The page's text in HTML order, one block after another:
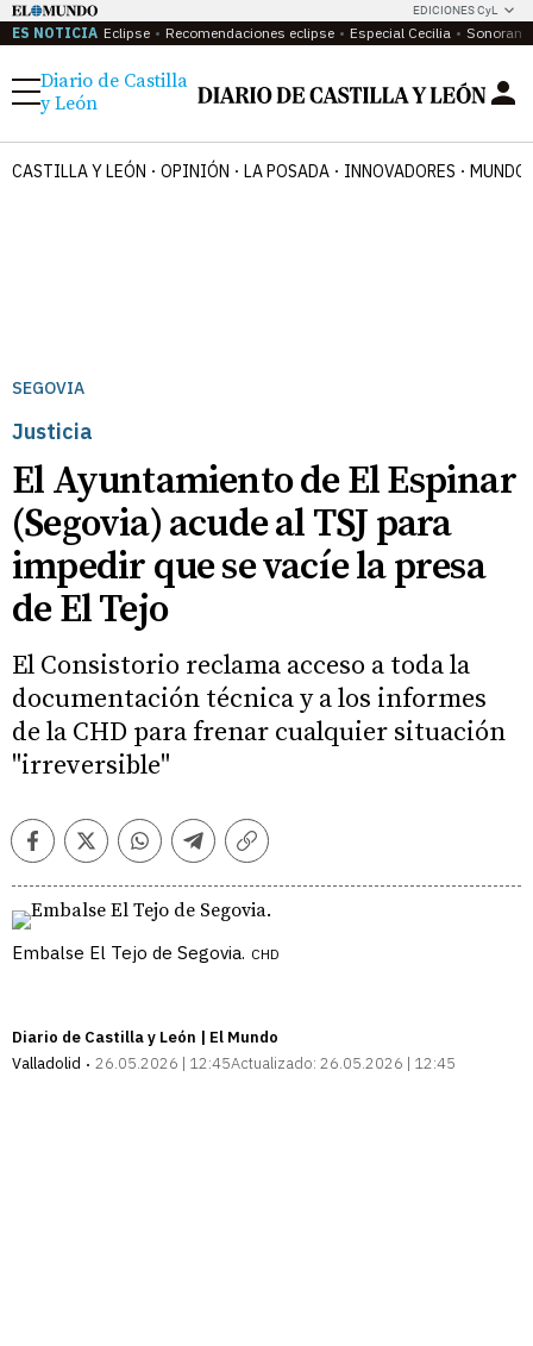
EDICIONES CyL
ES NOTICIA Eclipse Recomendaciones eclipse Especial Cecilia
Menú
Diario de Castilla
y León
CASTILLA Y LEÓN OPINIÓN LA POSADA INNOVADORES MUNDO
SEGOVIA
Justicia
El Ayuntamiento de El Espinar
(Segovia) acude al TSJ para
impedir que se vacíe la presa
de El Tejo
El Consistorio reclama acceso a toda la
documentación técnica y a los informes
de la CHD para frenar cualquier situación
"irreversible"
FacebookTwitterWhatsappTelegramCopiar
Embalse El Tejo de Segovia. CHD
Diario de Castilla y León | El Mundo
Valladolid
26.05.2026 | 12:45Actualizado: 26.05.2026 | 12:45